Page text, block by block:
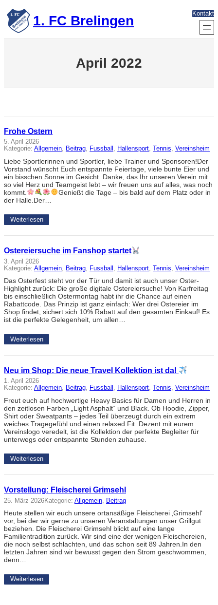
Zum
Inhalt
springen 1. FC Brelingen Kontakt
April 2022
Frohe Ostern
5. April 2026
Kategorie: Allgemein, Beitrag, Fussball , Hallensport, Tennis, Vereinsheim
Liebe Sportlerinnen und Sportler, liebe Trainer und Sponsoren!Der
Vorstand wünscht Euch entspannte Feiertage, viele bunte Eier und
ein bisschen Sonne im Gesicht. Danke, das Ihr unseren Verein mit
so viel Herz und Teamgeist lebt – wir freuen uns auf alles, was noch
kommt.
Genießt die Tage – bis bald auf dem Platz oder in
der Halle.Der…
Weiterlesen
Ostereiersuche im Fanshop startet
3. April 2026
Kategorie: Allgemein Beitrag Fussball Hallensport Tennis Vereinsheim
Das Osterfest steht vor der Tür und damit ist auch unser Oster-
Highlight zurück: Die große digitale Ostereiersuche! Von Karfreitag
bis einschließlich Ostermontag habt ihr die Chance auf einen
Rabattcode. Das Prinzip ist ganz einfach: Wer drei Ostereier im
Shop findet, sichert sich 10% Rabatt auf den gesamten Einkauf! Es
ist die perfekte Gelegenheit, um allen…
Weiterlesen
Neu im Shop: Die neue Travel Kollektion ist da!
1. April 2026
Kategorie: Allgemein, Beitrag, Fussball , Hallensport, Tennis, Vereinsheim
Freut euch auf hochwertige Heavy Basics für Damen und Herren in
den zeitlosen Farben „Light Asphalt“ und Black. Ob Hoodie, Zipper,
Shirt oder Sweatpants – jedes Teil überzeugt durch ein extrem
weiches Tragegefühl und einen relaxed Fit. Dezent mit eurem
Vereinslogo veredelt, ist die Kollektion der perfekte Begleiter für
unterwegs oder entspannte Stunden zuhause.
Weiterlesen
Vorstellung: Fleischerei Grimsehl
25. März 2026Kategorie: Allgemein Beitrag
Heute stellen wir euch unsere ortansäßige Fleischerei ‚Grimsehl‘
vor, bei der wir gerne zu unseren Veranstaltungen unser Grillgut
beziehen. Die Fleischerei Grimsehl blickt auf eine lange
Familientradition zurück. Wir sind eine der wenigen Fleischereien,
die noch selbst schlachten, und das schon seit 89 Jahren.In den
letzten Jahren sind wir bewusst gegen den Strom geschwommen,
denn…
Weiterlesen